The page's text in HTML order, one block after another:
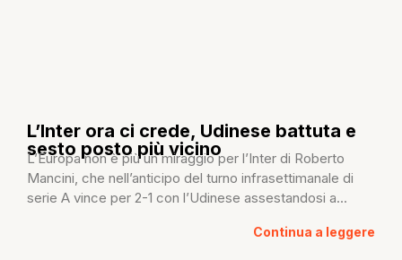
L’Inter ora ci crede, Udinese battuta e
sesto posto più vicino
L’Europa non è più un miraggio per l’Inter di Roberto
Mancini, che nell’anticipo del turno infrasettimanale di
serie A vince per 2-1 con l’Udinese assestandosi a...
Continua a leggere